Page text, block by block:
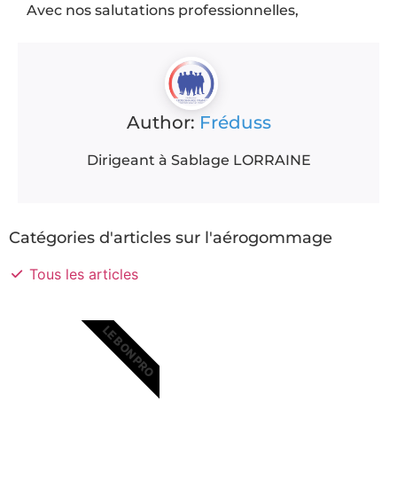
Avec nos salutations professionnelles,
Author: Fréduss
Dirigeant à Sablage LORRAINE
Catégories d'articles sur l'aérogommage
Tous les articles
LE BON PRO